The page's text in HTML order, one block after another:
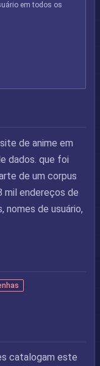
em todos os
de anime em
dados. que foi
de um corpus
mil endereços de
nomes de usuário,
catalogam este